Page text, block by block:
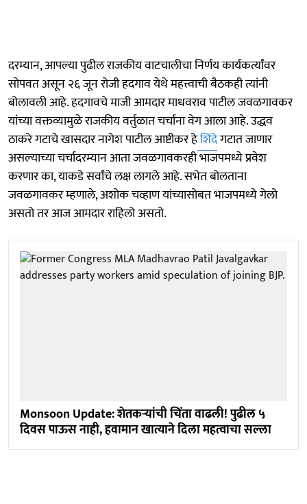
दरम्यान, आपल्या पुढील राजकीय वाटचालीचा निर्णय कार्यकर्त्यांवर
सोपवत असून २६ जून रोजी हदगाव येथे महत्त्वाची बैठकही त्यांनी
बोलावली आहे. हदगावचे माजी आमदार माधवराव पाटील जवळगावकर
यांच्या वक्तव्यामुळे राजकीय वर्तुळात चर्चांना वेग आला आहे. उद्धव
ठाकरे गटाचे खासदार नागेश पाटील आष्टीकर हेशिंदेगटात जाणार
असल्याच्या चर्चांदरम्यान आता जवळगावकरही भाजपमध्ये प्रवेश
करणार का, याकडे सर्वांचे लक्ष लागले आहे. सभेत बोलताना
जवळगावकर म्हणाले, अशोक चव्हाण यांच्यासोबत भाजपमध्ये गेलो
असतो तर आज आमदार राहिलो असतो.
Monsoon Update: शेतकऱ्यांची चिंता वाढली! पुढील ५
दिवस पाऊस नाही, हवामान खात्याने दिला महत्वाचा सल्ला